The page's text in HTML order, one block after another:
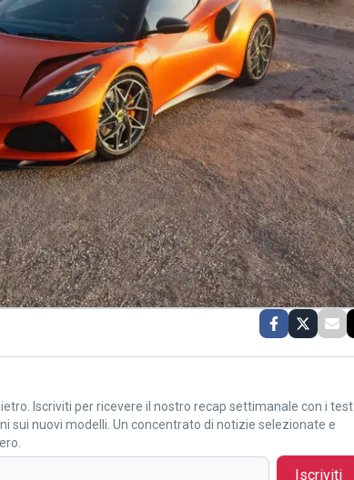
Iscriviti per ricevere il nostro recap settimanale con i test
sui nuovi modelli. Un concentrato di notizie selezionate e
Iscriviti